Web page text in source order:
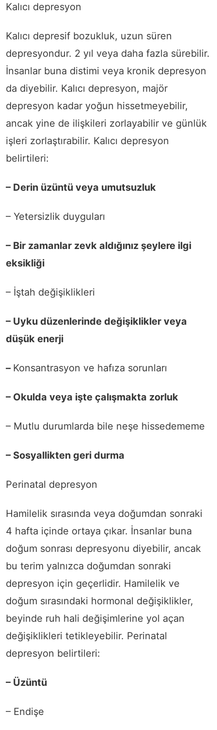
Kalıcı depresyon
Kalıcı depresif bozukluk, uzun süren
depresyondur. 2 yıl veya daha fazla sürebilir.
İnsanlar buna distimi veya kronik depresyon
da diyebilir. Kalıcı depresyon, majör
depresyon kadar yoğun hissetmeyebilir,
ancak yine de ilişkileri zorlayabilir ve günlük
işleri zorlaştırabilir. Kalıcı depresyon
belirtileri:
– Derin üzüntü veya umutsuzluk
– Yetersizlik duyguları
– Bir zamanlar zevk aldığınız şeylere ilgi
eksikliği
– İştah değişiklikleri
– Uyku düzenlerinde değişiklikler veya
düşük enerji
– Konsantrasyon ve hafıza sorunları
– Okulda veya işte çalışmakta zorluk
– Mutlu durumlarda bile neşe hissedememe
– Sosyallikten geri durma
Perinatal depresyon
Hamilelik sırasında veya doğumdan sonraki
4 hafta içinde ortaya çıkar. İnsanlar buna
doğum sonrası depresyonu diyebilir, ancak
bu terim yalnızca doğumdan sonraki
depresyon için geçerlidir. Hamilelik ve
doğum sırasındaki hormonal değişiklikler,
beyinde ruh hali değişimlerine yol açan
değişiklikleri tetikleyebilir. Perinatal
depresyon belirtileri:
– Üzüntü
– Endişe